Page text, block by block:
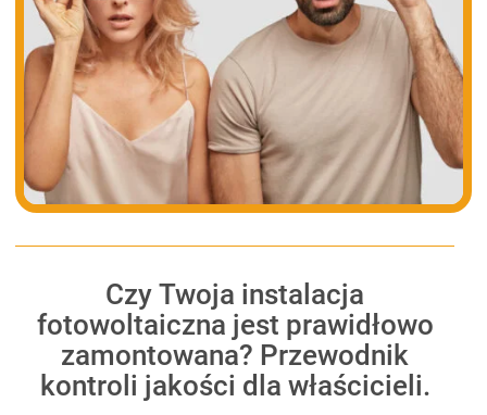
Czy Twoja instalacja
fotowoltaiczna jest prawidłowo
zamontowana? Przewodnik
kontroli jakości dla właścicieli.